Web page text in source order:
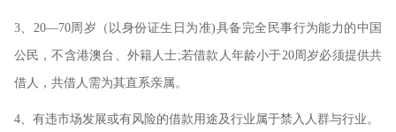
3、20—70周岁（以身份证生日为准)具备完全民事行为能力的中国
公民，不含港澳台、外籍人士;若借款人年龄小于20周岁必须提供共
借人，共借人需为其直系亲属。
4、有违市场发展或有风险的借款用途及行业属于禁入人群与行业。